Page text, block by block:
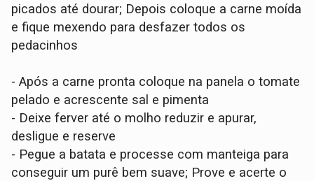
picados até dourar; Depois coloque a carne moída
e fique mexendo para desfazer todos os
pedacinhos
- Após a carne pronta coloque na panela o tomate
pelado e acrescente sal e pimenta
- Deixe ferver até o molho reduzir e apurar,
desligue e reserve
- Pegue a batata e processe com manteiga para
conseguir um purê bem suave; Prove e acerte o